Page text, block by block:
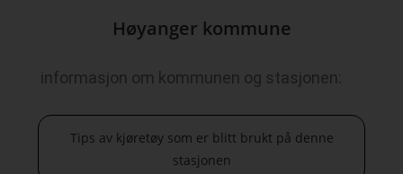
Høyanger kommune
informasjon om kommunen og stasjonen:
Tips av kjøretøy som er blitt brukt på denne
stasjonen